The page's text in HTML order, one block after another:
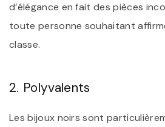
d’élégance en fait des pièces
toute personne souhaitant
classe.
2. Polyvalents
Les bijoux noirs sont